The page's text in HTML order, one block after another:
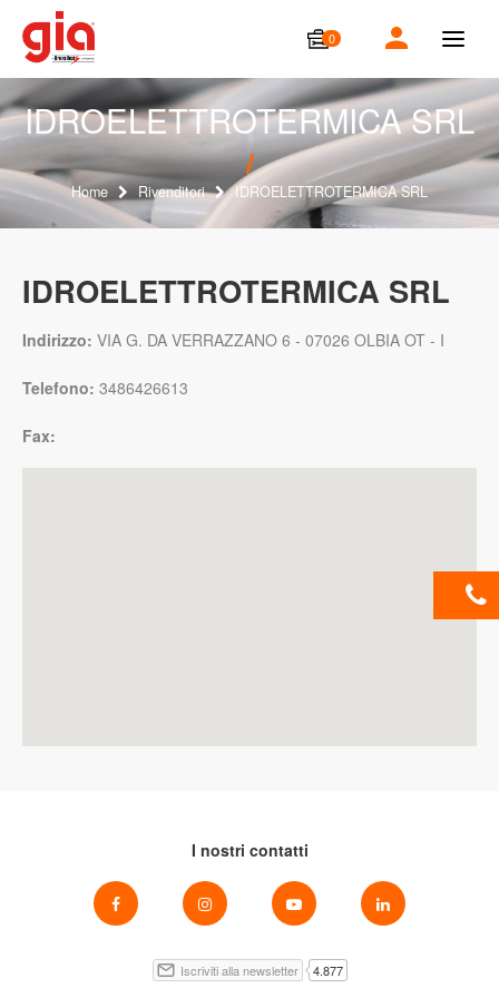
0
T
g
g
l
n
a
v
i
IDROELETTROTERMICA SRL
Home Rivenditori IDROELETTROTERMICA SRL
IDROELETTROTERMICA SRL
Indirizzo: VIA G. DA VERRAZZANO 6 - 07026 OLBIA OT - I
Telefono: 3486426613
Fax:
I nostri contatti